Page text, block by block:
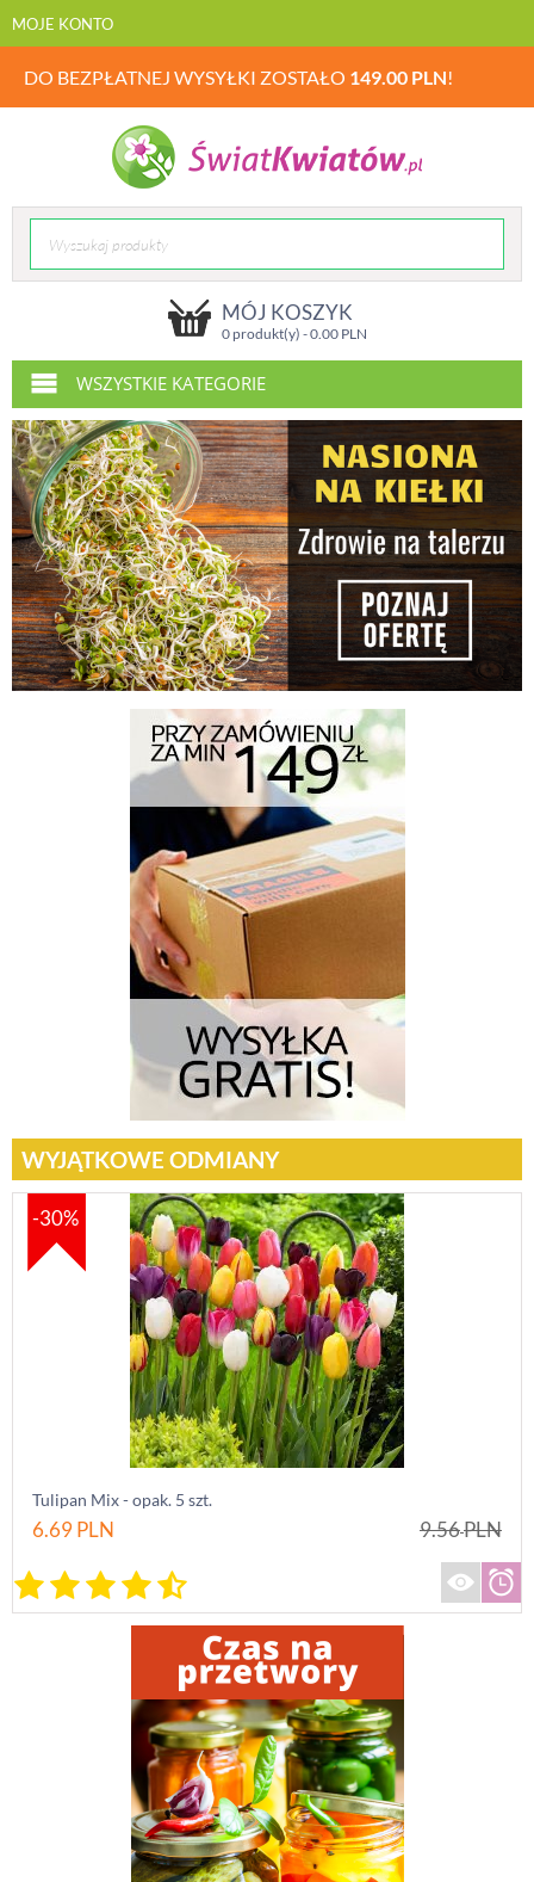
MOJE KONTO
DO BEZPŁATNEJ WYSYŁKI ZOSTAŁO 149.00 PLN!
MÓJ KOSZYK
0 produkt(y) -0.00PLN
WSZYSTKIE KATEGORIE
WYJĄTKOWE ODMIANY
-30%
Tulipan Mix - opak. 5 szt.
6.69PLN 9.56PLN